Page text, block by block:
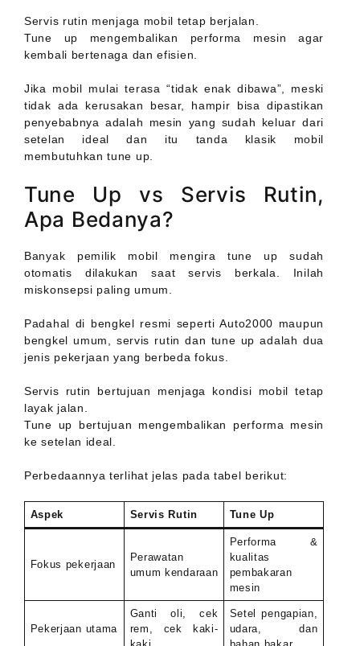
Servis rutin menjaga mobil tetap berjalan.
Tune up mengembalikan performa mesin agar
kembali bertenaga dan efisien.
Jika mobil mulai terasa “tidak enak dibawa”, meski
tidak ada kerusakan besar, hampir bisa dipastikan
penyebabnya adalah mesin yang sudah keluar dari
setelan ideal dan itu tanda klasik mobil
membutuhkan tune up.
Tune Up vs Servis Rutin,
Apa Bedanya?
Banyak pemilik mobil mengira tune up sudah
otomatis dilakukan saat servis berkala. Inilah
miskonsepsi paling umum.
Padahal di bengkel resmi seperti Auto2000 maupun
bengkel umum, servis rutin dan tune up adalah dua
jenis pekerjaan yang berbeda fokus.
Servis rutin bertujuan menjaga kondisi mobil tetap
layak jalan.
Tune up bertujuan mengembalikan performa mesin
ke setelan ideal.
Perbedaannya terlihat jelas pada tabel berikut:
Aspek Servis Rutin Tune Up
Fokus pekerjaan
Perawatan
umum kendaraan
Performa &
kualitas
pembakaran
mesin
Pekerjaan utama
Ganti oli, cek
rem, cek kaki-
Setel pengapian,
udara, dan